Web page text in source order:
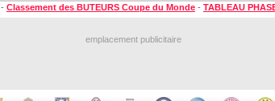
- Classement des BUTEURS Coupe du Monde - TABLEAU
emplacement publicitaire